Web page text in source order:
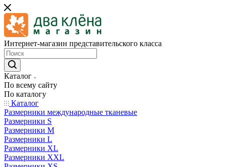
Интернет-магазин представительского класса
Каталог
По всему сайту
По каталогу
Каталог
Размерники международные тканевые
Размерники S
Размерники M
Размерники L
Размерники XL
Размерники XXL